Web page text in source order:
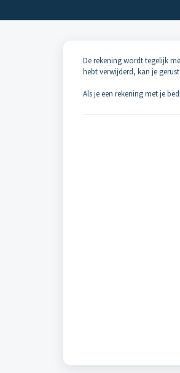
De rekening wordt tegelijk
hebt verwijderd, kan je
Als je een rekening met je